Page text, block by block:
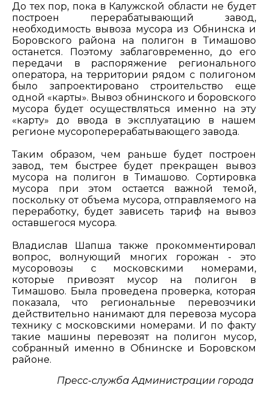
До тех пор, пока в Калужской области не будет
построен перерабатывающий завод,
необходимость вывоза мусора из Обнинска и
Боровского района на полигон в Тимашово
останется. Поэтому заблаговременно, до его
передачи в распоряжение регионального
оператора, на территории рядом с полигоном
было запроектировано строительство еще
одной «карты». Вывоз обнинского и боровского
мусора будет осуществляться именно на эту
«карту» до ввода в эксплуатацию в нашем
регионе мусороперерабатывающего завода.
Таким образом, чем раньше будет построен
завод, тем быстрее будет прекращен вывоз
мусора на полигон в Тимашово. Сортировка
мусора при этом остается важной темой,
поскольку от объема мусора, отправляемого на
переработку, будет зависеть тариф на вывоз
оставшегося мусора.
Владислав Шапша также прокомментировал
вопрос, волнующий многих горожан - это
мусоровозы с московскими номерами,
которые привозят мусор на полигон в
Тимашово. Была проведена проверка, которая
показала, что региональные перевозчики
действительно нанимают для перевоза мусора
технику с московскими номерами. И по факту
такие машины перевозят на полигон мусор,
собранный именно в Обнинске и Боровском
районе.
Пресс-служба Администрации города